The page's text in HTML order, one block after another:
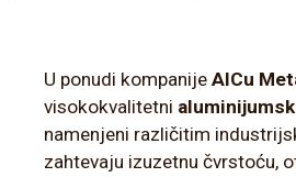
U ponudi kompanije AlCu
visokokvalitetni
namenjeni različitim
zahtevaju izuzetnu čvrstoću,